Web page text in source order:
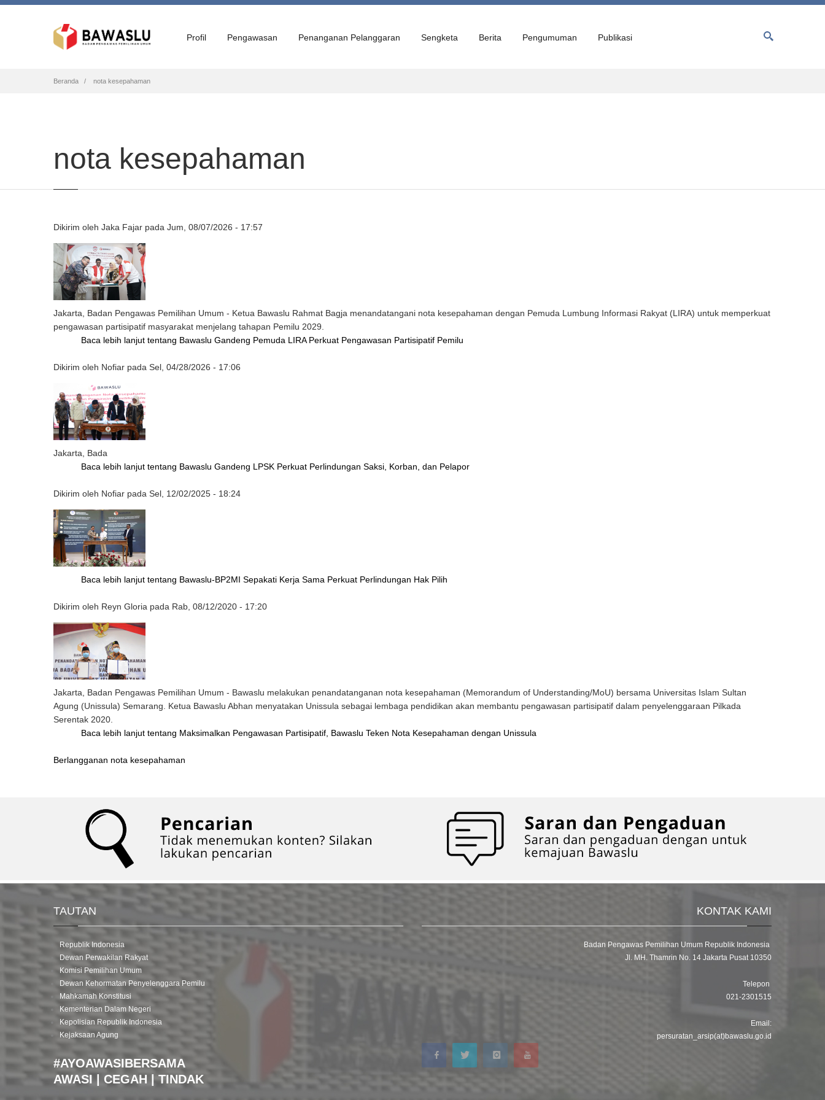
Profil Pengawasan Penanganan Pelanggaran Sengketa Berita Pengumuman Publikasi
Breadcrumb
Beranda nota kesepahaman
nota kesepahaman
Dikirim oleh Jaka Fajar pada Jum, 08/07/2026 - 17:57
Jakarta, Badan Pengawas Pemilihan Umum - Ketua Bawaslu Rahmat Bagja menandatangani nota kesepahaman dengan Pemuda Lumbung Informasi Rakyat (LIRA) untuk memperkuat
pengawasan partisipatif masyarakat menjelang tahapan Pemilu 2029.
Baca lebih lanjut tentang Bawaslu Gandeng Pemuda LIRA Perkuat Pengawasan Partisipatif Pemilu
Dikirim oleh Nofiar pada Sel, 04/28/2026 - 17:06
Jakarta, Bada
Baca lebih lanjut tentang Bawaslu Gandeng LPSK Perkuat Perlindungan Saksi, Korban, dan Pelapor
Dikirim oleh Nofiar pada Sel, 12/02/2025 - 18:24
Baca lebih lanjut tentang Bawaslu-BP2MI Sepakati Kerja Sama Perkuat Perlindungan Hak Pilih
Dikirim oleh Reyn Gloria pada Rab, 08/12/2020 - 17:20
Jakarta, Badan Pengawas Pemilihan Umum - Bawaslu melakukan penandatanganan nota kesepahaman (Memorandum of Understanding/MoU) bersama Universitas Islam Sultan
Agung (Unissula) Semarang. Ketua Bawaslu Abhan menyatakan Unissula sebagai lembaga pendidikan akan membantu pengawasan partisipatif dalam penyelenggaraan Pilkada
Serentak 2020.
Baca lebih lanjut tentang Maksimalkan Pengawasan Partisipatif, Bawaslu Teken Nota Kesepahaman dengan Unissula
Berlangganan nota kesepahaman
TAUTAN
Republik Indonesia
Dewan Perwakilan Rakyat
Komisi Pemilihan Umum
Dewan Kehormatan Penyelenggara Pemilu
Mahkamah Konstitusi
Kementerian Dalam Negeri
Kepolisian Republik Indonesia
Kejaksaan Agung
#AYOAWASIBERSAMA
AWASI | CEGAH | TINDAK
KONTAK KAMI
Badan Pengawas Pemilihan Umum Republik Indonesia
Jl. MH. Thamrin No. 14 Jakarta Pusat 10350
Telepon
021-2301515
Email:
persuratan_arsip(at)bawaslu.go.id